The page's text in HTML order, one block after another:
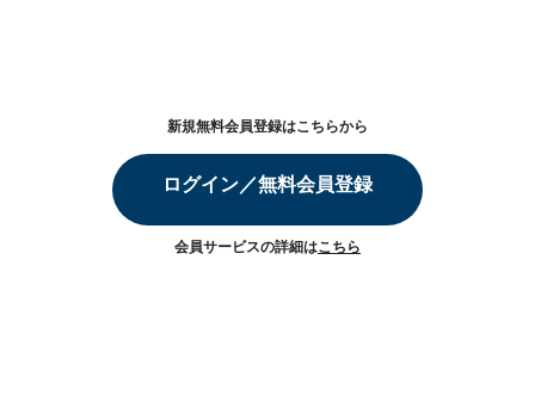
新規無料会員登録はこちらから
ログイン／無料会員登録
会員サービスの詳細はこちら